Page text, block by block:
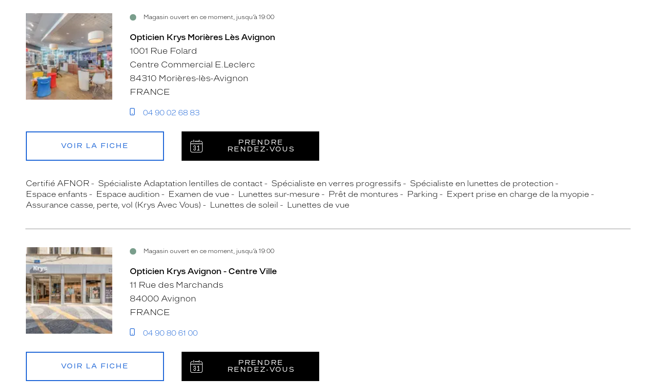
Magasin ouvert en ce moment, jusqu’à 19:00
Opticien Krys Morières Lès Avignon
1001 Rue Folard
Centre Commercial E.Leclerc
84310 Morières-lès-Avignon
FRANCE
04 90 02 68 83
VOIR LA FICHE
PRENDRE
RENDEZ‑VOUS
Certifié AFNOR Spécialiste Adaptation lentilles de contact Spécialiste en verres progressifs
Spécialiste en lunettes de protection
Espace enfants
Espace audition Examen de vue Lunettes sur-mesure Prêt de montures Parking
Expert prise en charge de la myopie
Assurance casse, perte, vol (Krys Avec Vous)
Lunettes de soleil Lunettes de vue
Magasin ouvert en ce moment, jusqu’à 19:00
Opticien Krys Avignon - Centre Ville
11 Rue des Marchands
84000 Avignon
FRANCE
04 90 80 61 00
VOIR LA FICHE
PRENDRE
RENDEZ‑VOUS